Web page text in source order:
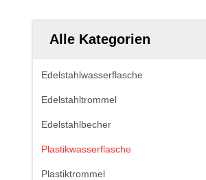
Alle Kategorien
Edelstahlwasserflasche
Edelstahltrommel
Edelstahlbecher
Plastikwasserflasche
Plastiktrommel